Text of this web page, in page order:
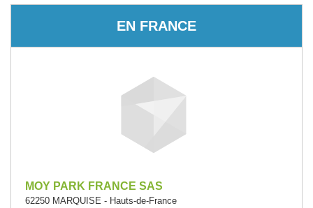
EN FRANCE
MOY PARK FRANCE SAS
62250 MARQUISE - Hauts-de-France